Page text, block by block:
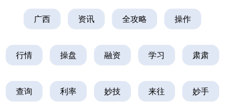
广西 资讯 全攻略 操作
行情 操盘 融资 学习 肃肃
查询 利率 妙技 来往 妙手